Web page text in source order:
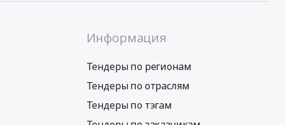
Информация
Тендеры по регионам
Тендеры по отраслям
Тендеры по тэгам